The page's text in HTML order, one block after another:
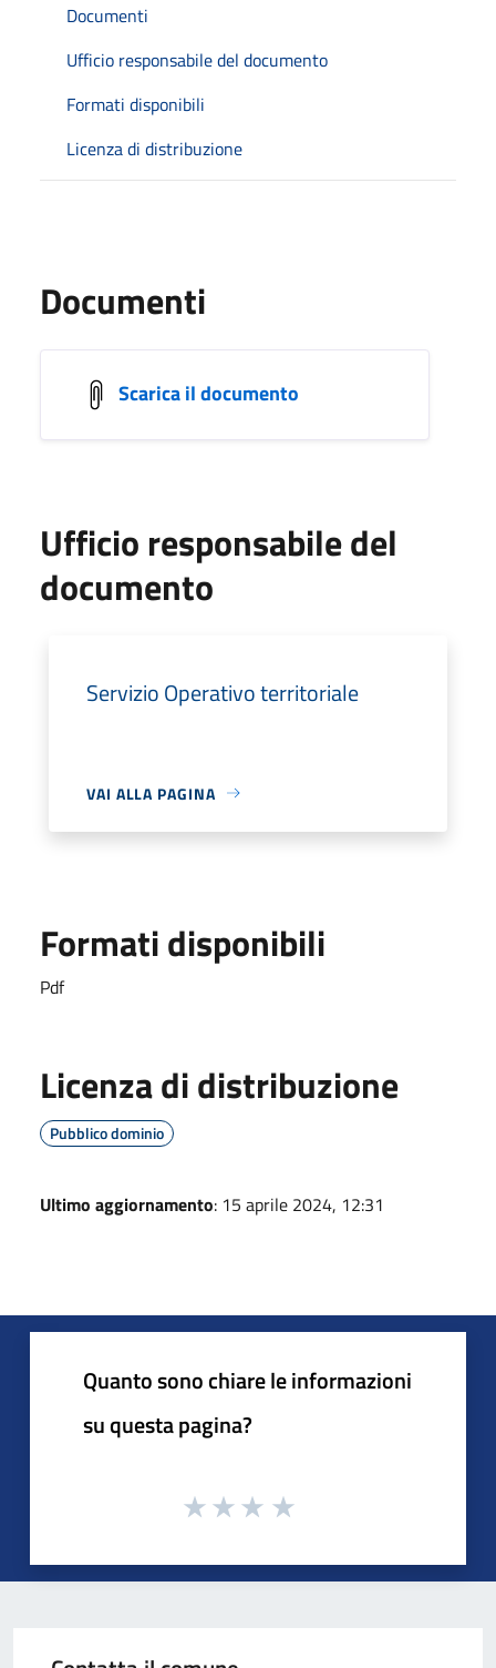
Documenti
Ufficio responsabile del documento
Formati disponibili
Licenza di distribuzione
Documenti
Scarica il documento
Ufficio responsabile del
documento
Servizio Operativo territoriale
VAI ALLA PAGINA
Formati disponibili
Pdf
Licenza di distribuzione
Pubblico dominio
Ultimo aggiornamento: 15 aprile 2024, 12:31
Quanto sono chiare le informazioni
su questa pagina?